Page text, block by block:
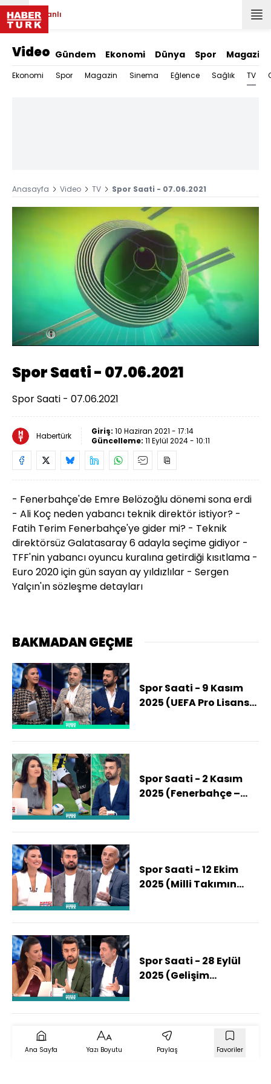
Canlı
Video Gündem Ekonomi Dünya Spor Magazin
Ekonomi Spor Magazin Sinema Eğlence Sağlık TV
Anasayfa Video TV Spor Saati - 07.06.2021
Sesi
Aç
480
Oynatma
Hızı
Spor Saati - 07.06.2021
Spor Saati - 07.06.2021
Habertürk Giriş: 10 Haziran 2021 - 17:14
Güncelleme: 11 Eylül 2024 - 10:11
- Fenerbahçe'de Emre Belözoğlu dönemi sona erdi
- Ali Koç neden yabancı teknik direktör istiyor? -
Fatih Terim Fenerbahçe'ye gider mi? - Teknik
direktörsüz Galatasaray 6 adayla seçime gidiyor -
TFF'nin yabancı oyuncu kuralına getirdiği kısıtlama -
Euro 2020 için gün sayan ay yıldızlılar - Sergen
Yalçın'ın sözleşme detayları
BAKMADAN GEÇME
Spor Saati - 9 Kasım
2025 (UEFA Pro Lisansı
Spor Saati - 2 Kasım
2025 (Fenerbahçe –
Spor Saati - 12 Ekim
2025 (Milli Takımın
Spor Saati - 28 Eylül
2025 (Gelişim
Bekliyor?)
Ana Sayfa Yazı Boyutu Paylaş Favoriler